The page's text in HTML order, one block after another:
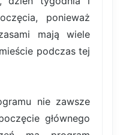
ponieważ
mają wiele
podczas tej
nie zawsze
głównego